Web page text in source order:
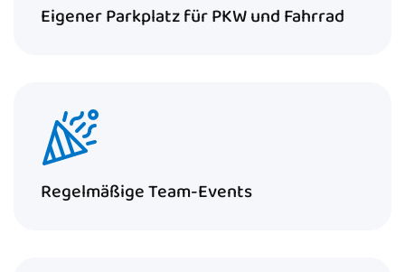
Eigener Parkplatz für PKW und Fahrrad
Regelmäßige Team-Events